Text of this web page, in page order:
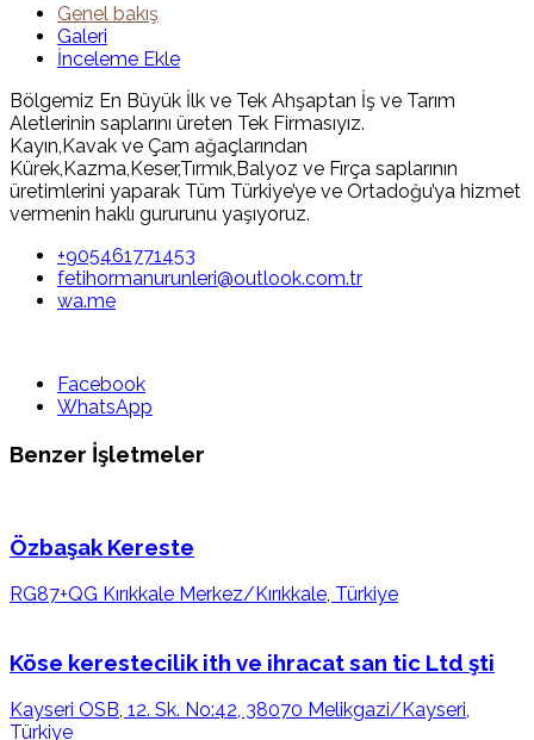
Genel bakış
Galeri
İnceleme Ekle
Bölgemiz En Büyük İlk ve Tek Ahşaptan İş ve Tarım
Aletlerinin saplarını üreten Tek Firmasıyız.
Kayın,Kavak ve Çam ağaçlarından
Kürek,Kazma,Keser,Tırmık,Balyoz ve Fırça saplarının
üretimlerini yaparak Tüm Türkiye’ye ve Ortadoğu’ya hizmet
vermenin haklı gururunu yaşıyoruz.
+905461771453
fetihormanurunleri@outlook.com.tr
wa.me
Facebook
WhatsApp
Benzer İşletmeler
Özbaşak Kereste
RG87+QG Kırıkkale Merkez/Kırıkkale, Türkiye
Köse kerestecilik ith ve ihracat san tic Ltd şti
Kayseri OSB, 12. Sk. No:42, 38070 Melikgazi/Kayseri,
Türkiye